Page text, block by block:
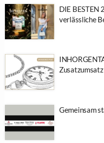
DIE BESTEN
verlässliche
Gemeinsam